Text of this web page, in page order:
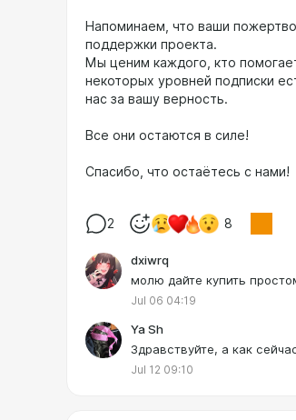
Напоминаем, что ваши
поддержки проекта.
Мы ценим каждого, кто
некоторых уровней подписки
нас за вашу верность.
Все они остаются в силе!
Спасибо, что остаётесь с нами!
2 8
dxiwrq
молю дайте купить
Jul 06 04:19
Ya Sh
Здравствуйте, а как
Jul 12 09:10